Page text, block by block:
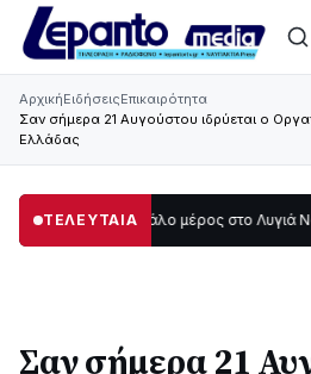
ΑρχικήΕιδήσειςΕπικαιρότητα
Σαν σήμερα 21 Αυγούστου ιδρύεται ο
Ελλάδας
ΤΕΛΕΥΤΑΙΑ
μεγάλο μέρος στο Λυγιά Ναυπάκτου
Σαν σήμερα 21